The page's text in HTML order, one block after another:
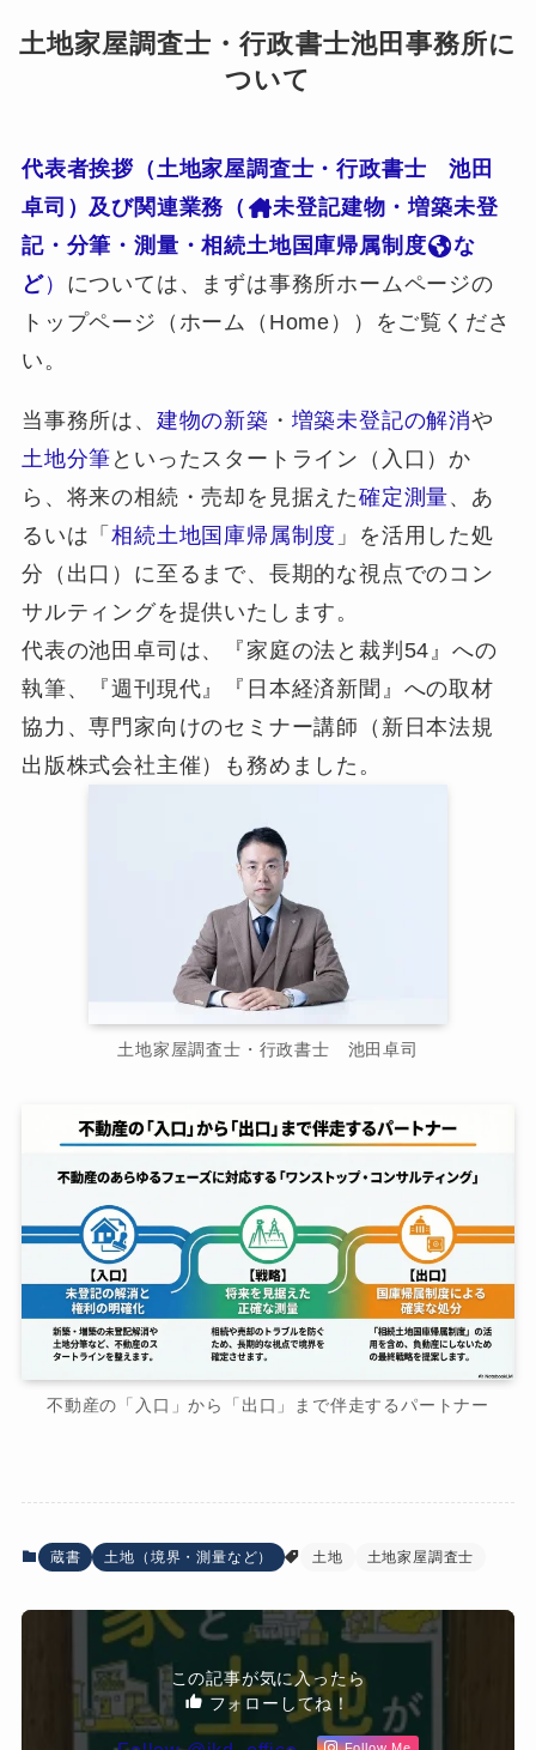
土地家屋調査士・行政書士池田事務所に
ついて
代表者挨拶（土地家屋調査士・行政書士 池田
卓司）及び関連業務（
未登記建物・増築未登
記・分筆・測量・相続土地国庫帰属制度
な
ど） については、まずは事務所ホームページの
トップページ（ホーム（Home））をご覧くださ
い。
当事務所は、 建物の新築 ・ 増築未登記の解消や
土地分筆 といったスタートライン（入口）か
ら、将来の相続・売却を見据えた確定測量、あ
るいは「相続土地国庫帰属制度 」を活用した処
分（出口）に至るまで、長期的な視点でのコン
サルティングを提供いたします。
代表の池田卓司は、『家庭の法と裁判54』への
執筆、『週刊現代』『日本経済新聞』への取材
協力、専門家向けのセミナー講師（新日本法規
出版株式会社主催）も務めました。
土地家屋調査士・行政書士 池田卓司
不動産の「入口」から「出口」まで伴走するパートナー
蔵書 土地（境界・測量など） 土地 土地家屋調査士
この記事が気に入ったら
フォローしてね！